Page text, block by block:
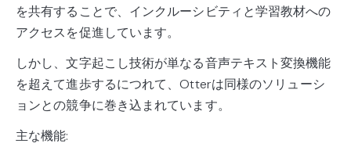
を共有することで、インクルーシビティと学習教材への
アクセスを促進しています。
しかし、文字起こし技術が単なる音声テキスト変換機能
を超えて進歩するにつれて、Otterは同様のソリューシ
ョンとの競争に巻き込まれています。
主な機能: